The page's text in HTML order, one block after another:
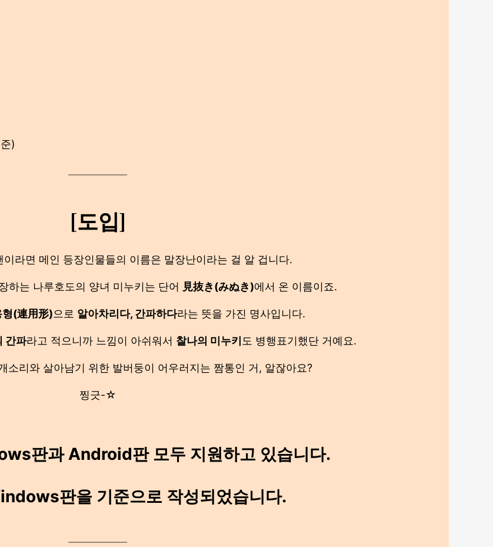
)
[도입]
라면 메인 등장인물들의 이름은 말장난이라는 걸 알 겁니다.
하는 나루호도의 양녀 미누키는 단어 見抜き(みぬき)에서 온 이름이죠.
형(連用形)으로 알아차리다, 간파하다라는 뜻을 가진 명사입니다.
간파라고 적으니까 느낌이 아쉬워서 찰나의 미누키 도 병행표기했단 거예요.
소리와 살아남기 위한 발버둥이 어우러지는 짬통인 거, 알잖아요?
찡긋-☆
판과 Android판 모두 지원하고 있습니다.
판을 기준으로 작성되었습니다.